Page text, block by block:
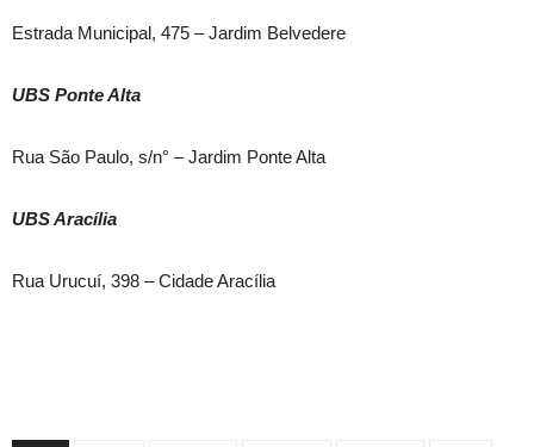
Estrada Municipal, 475 – Jardim Belvedere
UBS Ponte Alta
Rua São Paulo, s/n° – Jardim Ponte Alta
UBS Aracília
Rua Urucuí, 398 – Cidade Aracília